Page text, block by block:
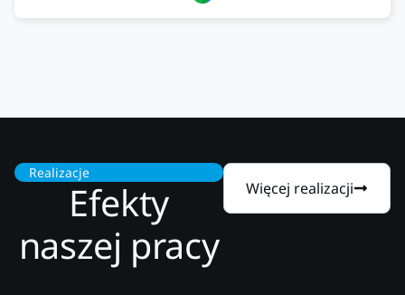
Realizacje
Efekty
naszej pracy
Więcej realizacji